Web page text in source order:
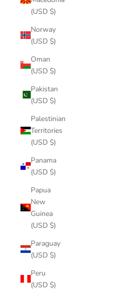
(USD $)
Norway
(USD $)
Oman
(USD $)
Pakistan
(USD $)
Palestinian
Territories
(USD $)
Panama
(USD $)
Papua
New
Guinea
(USD $)
Paraguay
(USD $)
Peru
(USD $)